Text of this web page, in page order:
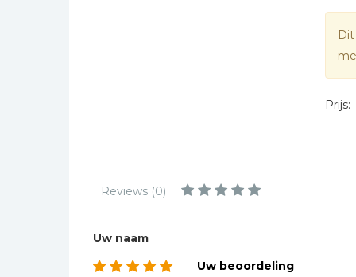
Toeristische kaarten en
Taalstudie
Wenskaarten
Prijs:
Reviews (0)
Uw naam
Uw beoordeling